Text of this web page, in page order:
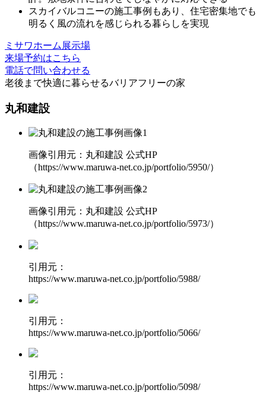
スカイバルコニーの施工事例もあり、住宅密集地でも
明るく風の流れを感じられる暮らしを実現
ミサワホーム展示場
来場予約はこちら
電話で問い合わせる
老後まで快適に暮らせるバリアフリーの家
丸和建設
画像引用元：丸和建設 公式HP
（https://www.maruwa-net.co.jp/portfolio/5950/）
画像引用元：丸和建設 公式HP
（https://www.maruwa-net.co.jp/portfolio/5973/）
引用元：
https://www.maruwa-net.co.jp/portfolio/5988/
引用元：
https://www.maruwa-net.co.jp/portfolio/5066/
引用元：
https://www.maruwa-net.co.jp/portfolio/5098/